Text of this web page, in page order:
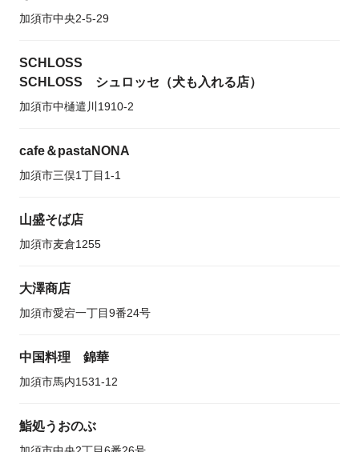
加須市中央2-5-29
SCHLOSS
SCHLOSS シュロッセ（犬も入れる店）
加須市中樋遣川1910-2
cafe＆pastaNONA
加須市三俣1丁目1-1
山盛そば店
加須市麦倉1255
大澤商店
加須市愛宕一丁目9番24号
中国料理 錦華
加須市馬内1531-12
鮨処うおのぶ